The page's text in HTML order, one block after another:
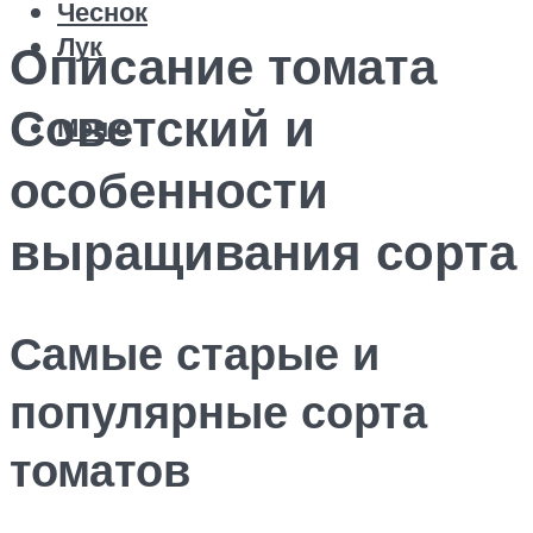
Чеснок
Лук
Меню
Описание томата
Советский и
особенности
выращивания сорта
Самые старые и
популярные сорта
томатов